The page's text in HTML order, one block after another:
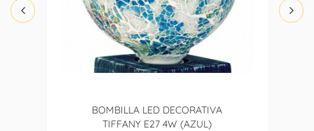
BOMBILLA LED DECORATIVA
TIFFANY E27 4W (AZUL)